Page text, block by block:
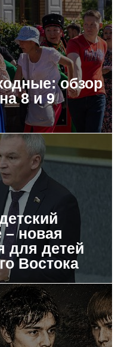
обзор
8 и 9
– новая
для детей
Востока